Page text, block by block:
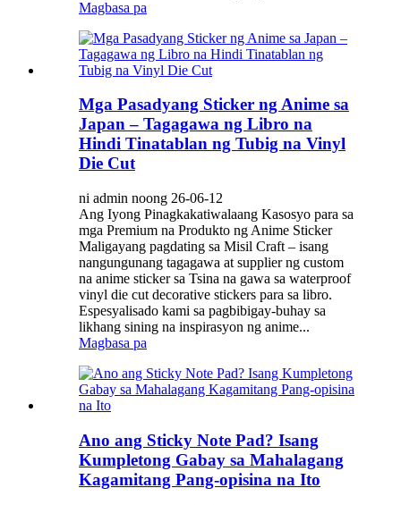
Magbasa pa
Mga Pasadyang Sticker ng Anime sa
Japan – Tagagawa ng Libro na
Hindi Tinatablan ng Tubig na Vinyl
Die Cut
ni admin noong 26-06-12
Ang Iyong Pinagkakatiwalaang Kasosyo para sa
mga Premium na Produkto ng Anime Sticker
Maligayang pagdating sa Misil Craft – isang
nangungunang tagagawa at supplier ng custom
na anime sticker sa Tsina na gawa sa waterproof
vinyl die cut decorative stickers para sa libro.
Espesyalisado kami sa pagbibigay-buhay sa
likhang sining na inspirasyon ng anime...
Magbasa pa
Ano ang Sticky Note Pad? Isang
Kumpletong Gabay sa Mahalagang
Kagamitang Pang-opisina na Ito